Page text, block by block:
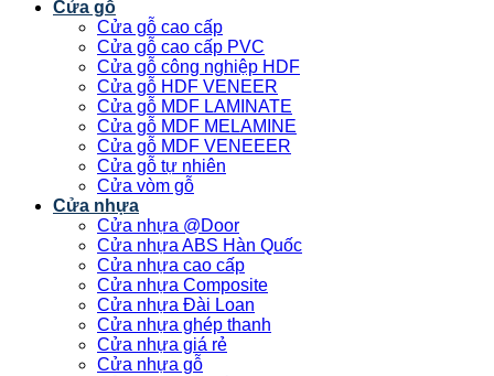
Cửa gỗ
Cửa gỗ cao cấp
Cửa gỗ cao cấp PVC
Cửa gỗ công nghiệp HDF
Cửa gỗ HDF VENEER
Cửa gỗ MDF LAMINATE
Cửa gỗ MDF MELAMINE
Cửa gỗ MDF VENEEER
Cửa gỗ tự nhiên
Cửa vòm gỗ
Cửa nhựa
Cửa nhựa @Door
Cửa nhựa ABS Hàn Quốc
Cửa nhựa cao cấp
Cửa nhựa Composite
Cửa nhựa Đài Loan
Cửa nhựa ghép thanh
Cửa nhựa giá rẻ
Cửa nhựa gỗ